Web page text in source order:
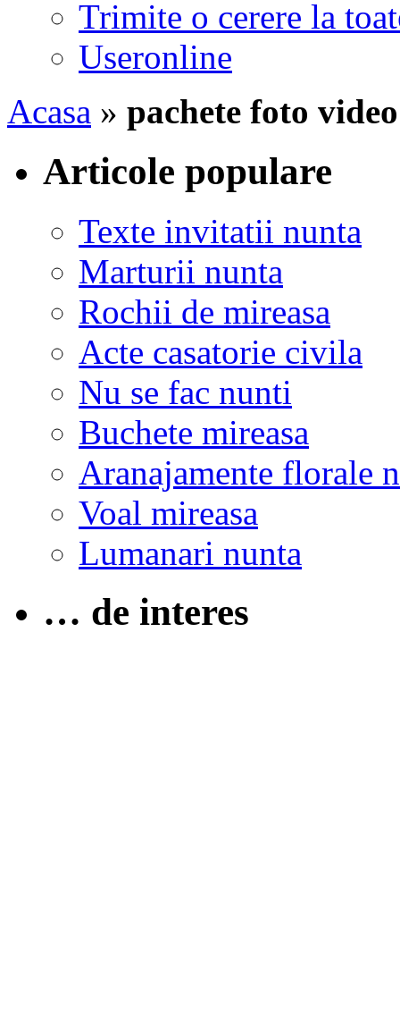
Trimite o cerere la
Useronline
Acasa » pachete foto video
Articole populare
Texte invitatii nunta
Marturii nunta
Rochii de mireasa
Acte casatorie civila
Nu se fac nunti
Buchete mireasa
Aranajamente florale
Voal mireasa
Lumanari nunta
… de interes